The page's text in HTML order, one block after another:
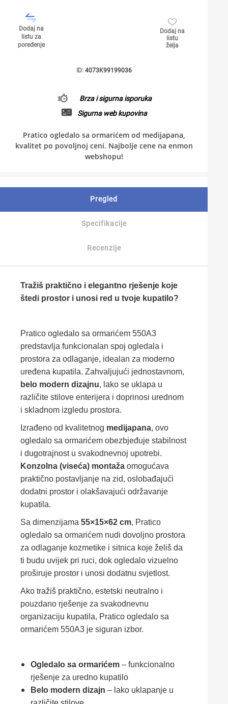
Dodaj na
listu za
poređenje
Dodaj na
listu
želja
ID: 4073K99199036
Brza i sigurna isporuka
Sigurna web kupovina
Pratico ogledalo sa ormarićem od medijapana,
kvalitet po povoljnoj ceni. Najbolje cene na enmon
webshopu!
Pregled
Specifikacije
Recenzije
Tražiš praktično i elegantno rješenje koje
štedi prostor i unosi red u tvoje kupatilo?
Pratico ogledalo sa ormarićem 550A3
predstavlja funkcionalan spoj ogledala i
prostora za odlaganje, idealan za moderno
uređena kupatila. Zahvaljujući jednostavnom,
belo modern dizajnu, lako se uklapa u
različite stilove enterijera i doprinosi urednom
i skladnom izgledu prostora.
Izrađeno od kvalitetnog medijapana, ovo
ogledalo sa ormarićem obezbjeđuje stabilnost
i dugotrajnost u svakodnevnoj upotrebi.
Konzolna (viseća) montaža omogućava
praktično postavljanje na zid, oslobađajući
dodatni prostor i olakšavajući održavanje
kupatila.
Sa dimenzijama 55×15×62 cm, Pratico
ogledalo sa ormarićem nudi dovoljno prostora
za odlaganje kozmetike i sitnica koje želiš da
ti budu uvijek pri ruci, dok ogledalo vizuelno
proširuje prostor i unosi dodatnu svjetlost.
Ako tražiš praktično, estetski neutralno i
pouzdano rješenje za svakodnevnu
organizaciju kupatila, Pratico ogledalo sa
ormarićem 550A3 je siguran izbor.
Ogledalo sa ormarićem – funkcionalno
rješenje za uredno kupatilo
Belo modern dizajn – lako uklapanje u